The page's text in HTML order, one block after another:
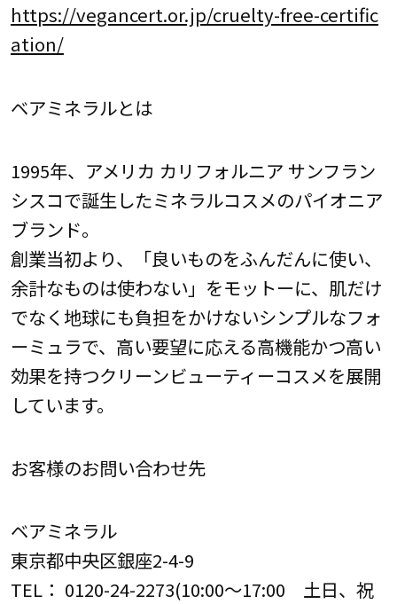
https://vegancert.or.jp/cruelty-free-certific
ation/
ベアミネラルとは
1995年、アメリカ カリフォルニア サンフラン
シスコで誕生したミネラルコスメのパイオニア
ブランド。
創業当初より、「良いものをふんだんに使い、
余計なものは使わない」をモットーに、肌だけ
でなく地球にも負担をかけないシンプルなフォ
ーミュラで、高い要望に応える高機能かつ高い
効果を持つクリーンビューティーコスメを展開
しています。
お客様のお問い合わせ先
ベアミネラル
東京都中央区銀座2-4-9
TEL： 0120-24-2273(10:00～17:00 土日、祝